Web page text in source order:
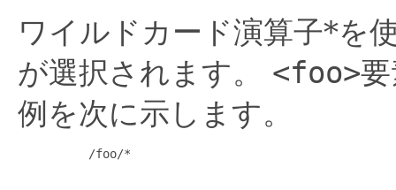
ワイルドカード演算子*を
が選択されます。
<foo>
例を次に示します。
     /foo/*